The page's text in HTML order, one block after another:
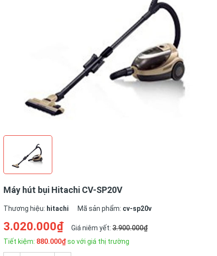
Máy hút bụi Hitachi CV-SP20V
Thương hiệu: hitachi Mã sản phẩm: cv-sp20v
3.020.000₫ Giá niêm yết: 3.900.000₫
Tiết kiệm: 880.000₫so với giá thị trường